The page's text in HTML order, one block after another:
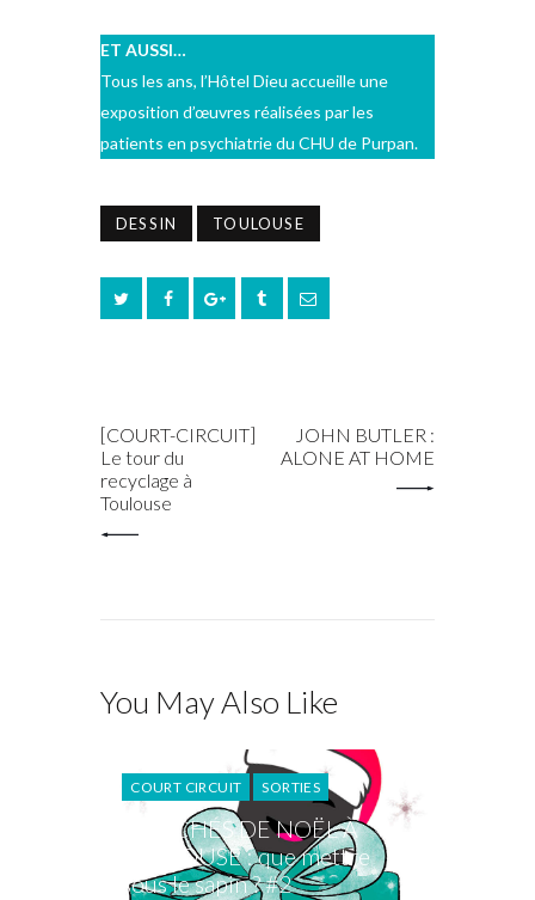
ET AUSSI…
Tous les ans, l’Hôtel Dieu accueille une
exposition d’œuvres réalisées par les
patients en psychiatrie du CHU de Purpan.
DESSIN TOULOUSE
[COURT-CIRCUIT]
Le tour du
recyclage à
Toulouse
JOHN BUTLER :
ALONE AT HOME
You May Also Like
COURT CIRCUIT SORTIES
MARCHÉS DE NOËL À
TOULOUSE : que mettre
sous le sapin ? #2